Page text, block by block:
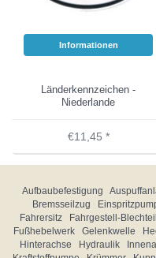
Informationen
Länderkennzeichen -
Niederlande
€11,45 *
Aufbaubefestigung
Bremsseilzug
Fahrersitz
Fahrgestell-
Fußhebelwerk
Gelenkwelle
Hinterachse
Hydraulik